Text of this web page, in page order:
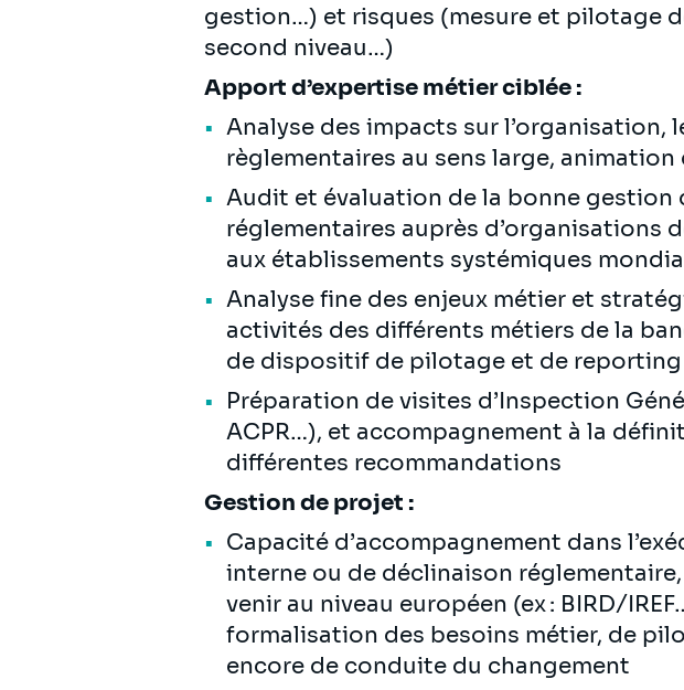
gestion…) et risques (mesure et pilotage
second niveau…)
Apport d’expertise métier ciblée :
Analyse des impacts sur
règlementaires au sens large,
Audit et évaluation de la bonne gestion
réglementaires auprès d’organisations
aux établissements systémiques
Analyse fine des enjeux métier et
activités des différents métiers de la
de dispositif de pilotage et de reporting
Préparation de visites d’Inspection
ACPR…), et accompagnement à la
différentes recommandations
Gestion de projet :
Capacité d’accompagnement dans
interne ou de déclinaison
venir au niveau européen (ex : BIRD/
formalisation des besoins métier, de
encore de conduite du changement